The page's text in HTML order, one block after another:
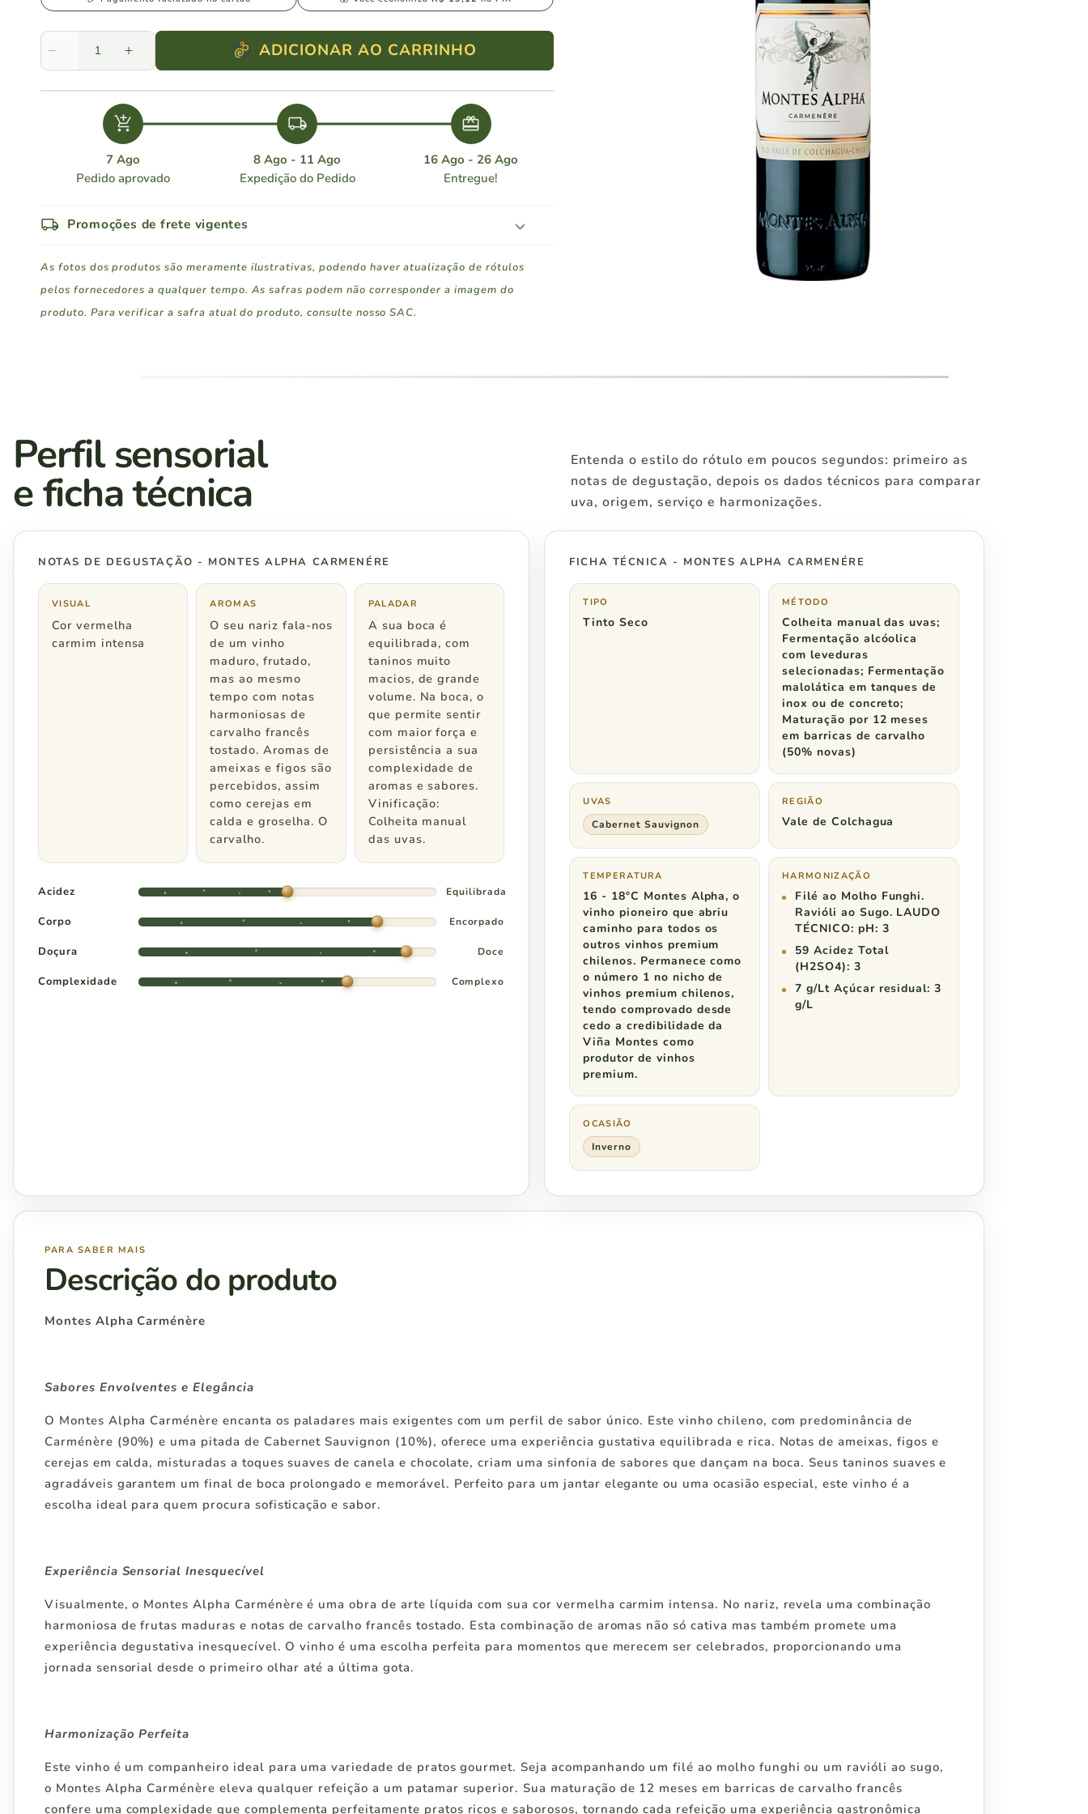
Diminuir
a
quantidade
Montes
Carmenére
a
quantidade
de
Montes
Alpha
Carmenére
ADICIONAR AO CARRINHO
add_shopping_cart
7 Ago
Pedido aprovado
local_shipping
8 Ago - 11 Ago
Expedição do Pedido
redeem
16 Ago - 26 Ago
Entregue!
local_shipping Promoções de frete vigentes
Pedidos a partir de
Santa Catarina
Paraná
Região Sudeste
São Paulo R$ 500
Rio de Janeiro R$ 600
Minas Gerais R$ 600
Espírito Santo R$ 800
Região Centro Oeste Pedidos a partir de
Goiás R$ 1.000
As fotos dos produtos são meramente ilustrativas, podendo haver atualização de rótulos
pelos fornecedores a qualquer tempo. As safras podem não corresponder a imagem do
produto. Para verificar a safra atual do produto, consulte nosso SAC.
Perfil sensorial
e ficha técnica
Entenda o estilo do rótulo em poucos segundos: primeiro as
notas de degustação, depois os dados técnicos para comparar
uva, origem, serviço e harmonizações.
NOTAS DE DEGUSTAÇÃO - MONTES ALPHA CARMENÉRE
VISUAL
Cor vermelha
carmim intensa
AROMAS
O seu nariz fala-nos
de um vinho
maduro, frutado,
mas ao mesmo
tempo com notas
harmoniosas de
carvalho francês
tostado. Aromas de
ameixas e figos são
percebidos, assim
como cerejas em
calda e groselha. O
carvalho.
PALADAR
A sua boca é
equilibrada, com
taninos muito
macios, de grande
volume. Na boca, o
que permite sentir
com maior força e
persistência a sua
complexidade de
aromas e sabores.
Vinificação:
Colheita manual
das uvas.
Acidez Equilibrada
Corpo Encorpado
Doçura Doce
Complexidade Complexo
FICHA TÉCNICA - MONTES ALPHA CARMENÉRE
TIPO
Tinto Seco
MÉTODO
Colheita manual das uvas;
Fermentação alcóolica
com leveduras
selecionadas; Fermentação
malolática em tanques de
inox ou de concreto;
Maturação por 12 meses
em barricas de carvalho
(50% novas)
UVAS
Cabernet Sauvignon
REGIÃO
Vale de Colchagua
TEMPERATURA
16 - 18ºC Montes Alpha, o
vinho pioneiro que abriu
caminho para todos os
outros vinhos premium
chilenos. Permanece como
o número 1 no nicho de
vinhos premium chilenos,
tendo comprovado desde
cedo a credibilidade da
Viña Montes como
produtor de vinhos
premium.
HARMONIZAÇÃO
Filé ao Molho Funghi.
Ravióli ao Sugo. LAUDO
TÉCNICO: pH: 3
59 Acidez Total
(H2SO4): 3
7 g/Lt Açúcar residual: 3
g/L
OCASIÃO
Inverno
PARA SABER MAIS
Descrição do produto
Montes Alpha Carménère
Sabores Envolventes e Elegância
O Montes Alpha Carménère encanta os paladares mais exigentes com um perfil de sabor único. Este vinho chileno, com predominância de
Carménère (90%) e uma pitada de Cabernet Sauvignon (10%), oferece uma experiência gustativa equilibrada e rica. Notas de ameixas, figos e
cerejas em calda, misturadas a toques suaves de canela e chocolate, criam uma sinfonia de sabores que dançam na boca. Seus taninos suaves e
agradáveis garantem um final de boca prolongado e memorável. Perfeito para um jantar elegante ou uma ocasião especial, este vinho é a
escolha ideal para quem procura sofisticação e sabor.
Experiência Sensorial Inesquecível
Visualmente, o Montes Alpha Carménère é uma obra de arte líquida com sua cor vermelha carmim intensa. No nariz, revela uma combinação
harmoniosa de frutas maduras e notas de carvalho francês tostado. Esta combinação de aromas não só cativa mas também promete uma
experiência degustativa inesquecível. O vinho é uma escolha perfeita para momentos que merecem ser celebrados, proporcionando uma
jornada sensorial desde o primeiro olhar até a última gota.
Harmonização Perfeita
Este vinho é um companheiro ideal para uma variedade de pratos gourmet. Seja acompanhando um filé ao molho funghi ou um ravióli ao sugo,
o Montes Alpha Carménère eleva qualquer refeição a um patamar superior. Sua maturação de 12 meses em barricas de carvalho francês
confere uma complexidade que complementa perfeitamente pratos ricos e saborosos, tornando cada refeição uma experiência gastronômica